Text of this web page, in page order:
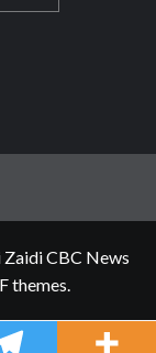
CBC News
themes.